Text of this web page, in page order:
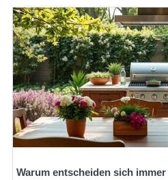
Warum entscheiden sich